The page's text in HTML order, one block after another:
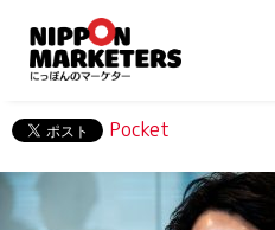
Pocket